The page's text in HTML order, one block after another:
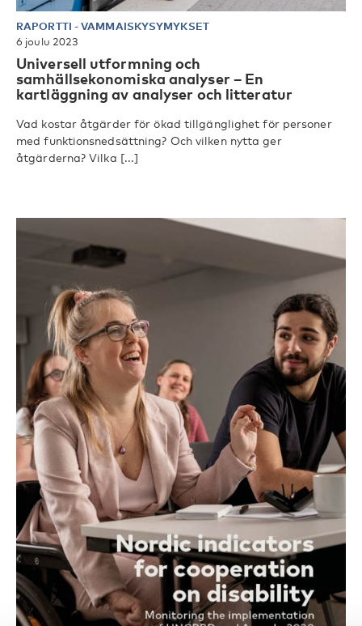
RAPORTTI -VAMMAISKYSYMYKSET
6 joulu 2023
Universell utformning och
samhällsekonomiska analyser – En
kartläggning av analyser och litteratur
Vad kostar åtgärder för ökad tillgänglighet för personer
med funktionsnedsättning? Och vilken nytta ger
åtgärderna? Vilka [...]